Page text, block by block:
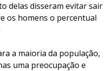
delas disseram evitar sair
os homens o percentual
a maioria da população,
uma preocupação e